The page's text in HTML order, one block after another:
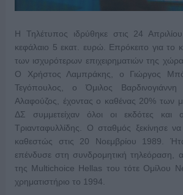
H Τηλέτυπος ιδρύθηκε στις 24
κεφάλαιο 5 εκατ. ευρώ. Επρόκειτο για το
των ισχυρότερων επιχειρηματιών της
Ο Χρήστος Λαμπράκης, ο Γιώργος
Τεγόπουλος, ο Όμιλος Βαρδινογιάννη
Αλαφούζος, έχοντας ο καθένας 20% των
ΔΣ συμμετείχαν όλοι οι εκδότες και
Τριανταφυλλίδης. O σταθμός ξεκίνησε να
καθεστώς στις 20 Νοεμβρίου 1989.
επένδυσε στη συνδρομητική τηλεόραση,
της Multichoice Hellas του τότε Ομίλου
χρηματιστήριο το 1994.